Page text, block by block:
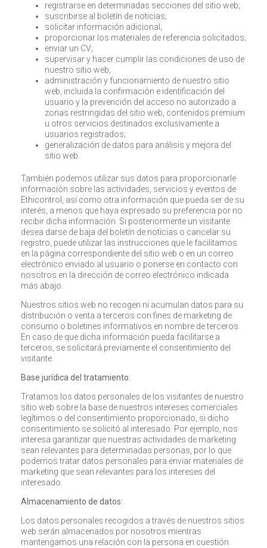
registrarse en determinadas secciones del sitio web;
suscribirse al boletín de noticias;
solicitar información adicional;
proporcionar los materiales de referencia solicitados;
enviar un CV;
supervisar y hacer cumplir las condiciones de uso de
nuestro sitio web;
administración y funcionamiento de nuestro sitio
web, incluida la confirmación e identificación del
usuario y la prevención del acceso no autorizado a
zonas restringidas del sitio web, contenidos premium
u otros servicios destinados exclusivamente a
usuarios registrados;
generalización de datos para análisis y mejora del
sitio web.
También podemos utilizar sus datos para proporcionarle
información sobre las actividades, servicios y eventos de
Ethicontrol, así como otra información que pueda ser de su
interés, a menos que haya expresado su preferencia por no
recibir dicha información. Si posteriormente un visitante
desea darse de baja del boletín de noticias o cancelar su
registro, puede utilizar las instrucciones que le facilitamos
en la página correspondiente del sitio web o en un correo
electrónico enviado al usuario o ponerse en contacto con
nosotros en la dirección de correo electrónico indicada
más abajo.
Nuestros sitios web no recogen ni acumulan datos para su
distribución o venta a terceros con fines de marketing de
consumo o boletines informativos en nombre de terceros.
En caso de que dicha información pueda facilitarse a
terceros, se solicitará previamente el consentimiento del
visitante.
Base jurídica del tratamiento:
Tratamos los datos personales de los visitantes de nuestro
sitio web sobre la base de nuestros intereses comerciales
legítimos o del consentimiento proporcionado, si dicho
consentimiento se solicitó al interesado. Por ejemplo, nos
interesa garantizar que nuestras actividades de marketing
sean relevantes para determinadas personas, por lo que
podemos tratar datos personales para enviar materiales de
marketing que sean relevantes para los intereses del
interesado.
Almacenamiento de datos:
Los datos personales recogidos a través de nuestros sitios
web serán almacenados por nosotros mientras
mantengamos una relación con la persona en cuestión.